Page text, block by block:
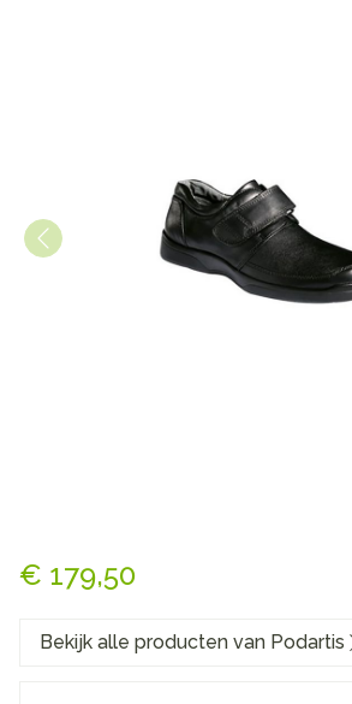
€ 179,50
Bekijk alle producten van Podartis